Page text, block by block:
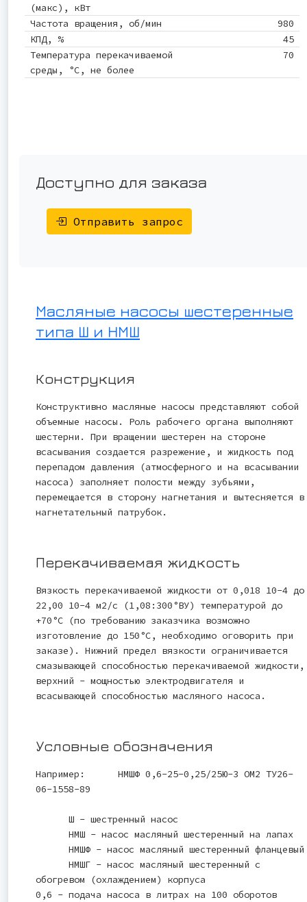
(макс), кВт
Частота вращения, об/мин
980
КПД, %
45
Температура перекачиваемой
среды, °С, не более
70
Доступно для заказа
Отправить запрос
Масляные насосы шестеренные
типа Ш и НМШ
Конструкция
Конструктивно масляные насосы представляют собой
объемные насосы. Роль рабочего органа выполняют
шестерни. При вращении шестерен на стороне
всасывания создается разрежение, и жидкость под
перепадом давления (атмосферного и на всасывании
насоса) заполняет полости между зубьями,
перемещается в сторону нагнетания и вытесняется в
нагнетательный патрубок.
Перекачиваемая жидкость
Вязкость перекачиваемой жидкости от 0,018 10-4 до
22,00 10-4 м2/с (1,08:300°ВУ) температурой до
+70°С (по требованию заказчика возможно
изготовление до 150°С, необходимо оговорить при
заказе). Нижний предел вязкости ограничивается
смазывающей способностью перекачиваемой жидкости,
верхний - мощностью электродвигателя и
всасывающей способностью масляного насоса.
Условные обозначения
Например: НМШФ 0,6-25-0,25/25Ю-3 ОМ2 ТУ26-
06-1558-89
Ш - шестренный насос
НМШ - насос масляный шестеренный на лапах
НМШФ - насос масляный шестеренный фланцевый
НМШГ - насос масляный шестеренный с
обогревом (охлаждением) корпуса
0,6 - подача насоса в литрах на 100 оборотов